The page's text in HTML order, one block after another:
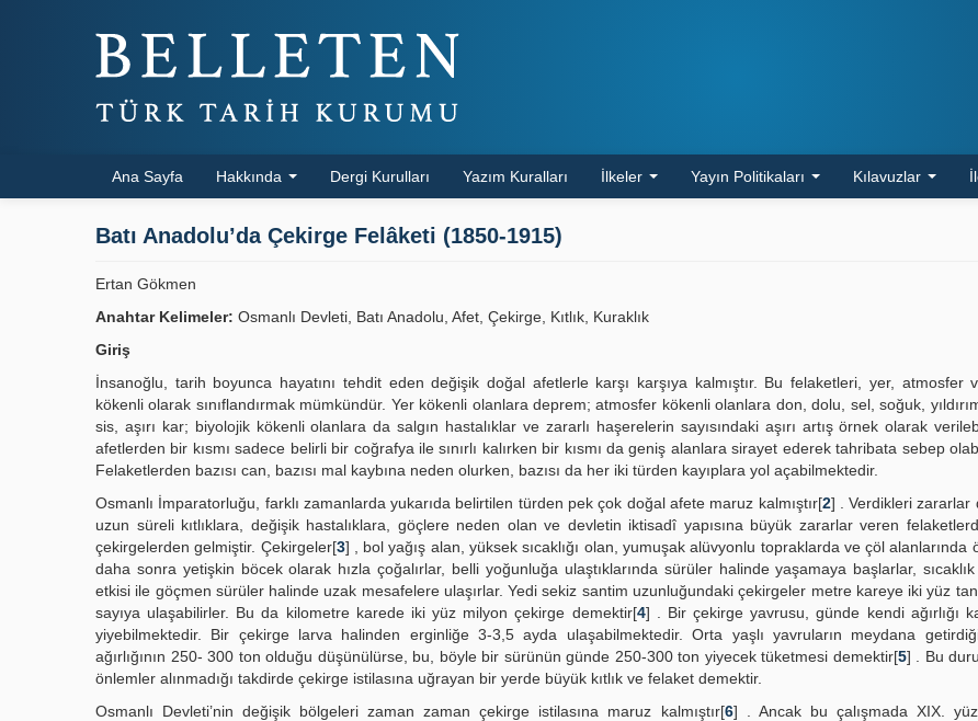
Ana Sayfa Hakkında Dergi Kurulları Yazım Kuralları İlkeler Yayın Politikaları Kılavuzlar
Batı Anadolu’da Çekirge Felâketi (1850-1915)
Ertan Gökmen
Anahtar Kelimeler: Osmanlı Devleti, Batı Anadolu, Afet, Çekirge, Kıtlık, Kuraklık
Giriş
İnsanoğlu, tarih boyunca hayatını tehdit eden değişik doğal afetlerle karşı karşıya kalmıştır. Bu felaketleri, yer, atmosfer
kökenli olarak sınıflandırmak mümkündür. Yer kökenli olanlara deprem; atmosfer kökenli olanlara don, dolu, sel, soğuk,
sis, aşırı kar; biyolojik kökenli olanlara da salgın hastalıklar ve zararlı haşerelerin sayısındaki aşırı artış örnek olarak
afetlerden bir kısmı sadece belirli bir coğrafya ile sınırlı kalırken bir kısmı da geniş alanlara sirayet ederek tahribata sebep
Felaketlerden bazısı can, bazısı mal kaybına neden olurken, bazısı da her iki türden kayıplara yol açabilmektedir.
Osmanlı İmparatorluğu, farklı zamanlarda yukarıda belirtilen türden pek çok doğal afete maruz kalmıştır[2] . Verdikleri zararlar
uzun süreli kıtlıklara, değişik hastalıklara, göçlere neden olan ve devletin iktisadî yapısına büyük zararlar veren
çekirgelerden gelmiştir. Çekirgeler[3] , bol yağış alan, yüksek sıcaklığı olan, yumuşak alüvyonlu topraklarda ve çöl alanlarında
daha sonra yetişkin böcek olarak hızla çoğalırlar, belli yoğunluğa ulaştıklarında sürüler halinde yaşamaya başlarlar,
etkisi ile göçmen sürüler halinde uzak mesafelere ulaşırlar. Yedi sekiz santim uzunluğundaki çekirgeler metre kareye iki yüz
sayıya ulaşabilirler. Bu da kilometre karede iki yüz milyon çekirge demektir[4] . Bir çekirge yavrusu, günde kendi ağırlığı
yiyebilmektedir. Bir çekirge larva halinden erginliğe 3-3,5 ayda ulaşabilmektedir. Orta yaşlı yavruların meydana
ağırlığının 250- 300 ton olduğu düşünülürse, bu, böyle bir sürünün günde 250-300 ton yiyecek tüketmesi demektir[5] . Bu
önlemler alınmadığı takdirde çekirge istilasına uğrayan bir yerde büyük kıtlık ve felaket demektir.
Osmanlı Devleti’nin değişik bölgeleri zaman zaman çekirge istilasına maruz kalmıştır[6] . Ancak bu çalışmada XIX.